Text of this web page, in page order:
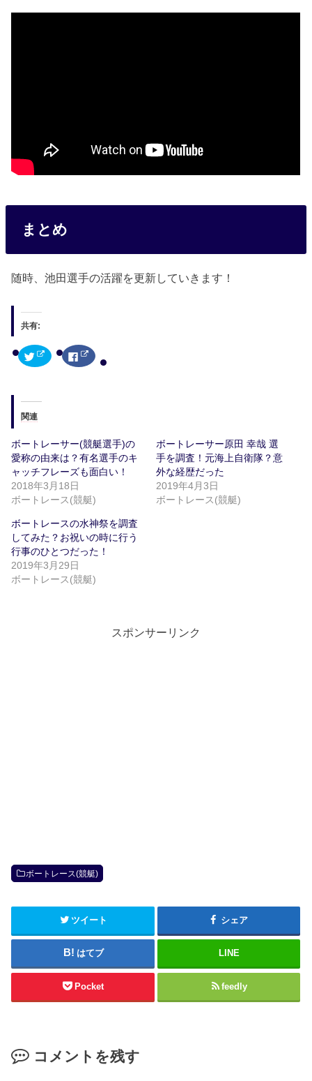
まとめ
随時、池田選手の活躍を更新していきます！
共有:
ク
ッ
T
w
i
e
r
で
共
有
(
新
し
ウ
ィ
ン
ド
ウ
で
開
き
F
c
有
す
る
に
は
ク
ッ
ク
て
く
だ
い
し
い
関連
ボートレーサー(競艇選手)の
愛称の由来は？有名選手のキ
ャッチフレーズも面白い！
2018年3月18日
ボートレース(競艇)
ボートレーサー原田 幸哉 選
手を調査！元海上自衛隊？意
外な経歴だった
2019年4月3日
ボートレース(競艇)
ボートレースの水神祭を調査
してみた？お祝いの時に行う
行事のひとつだった！
2019年3月29日
ボートレース(競艇)
スポンサーリンク
ボートレース(競艇)
ツイート シェア
はてブ LINE
Pocket feedly
コメントを残す